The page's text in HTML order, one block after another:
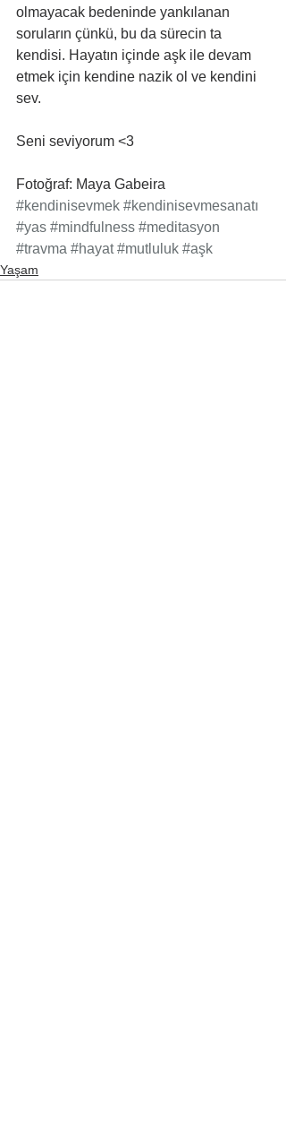
olmayacak bedeninde yankılanan
soruların çünkü, bu da sürecin ta
kendisi. Hayatın içinde aşk ile devam
etmek için kendine nazik ol ve kendini
sev.
Seni seviyorum <3
Fotoğraf: Maya Gabeira
#kendinisevmek #kendinisevmesanatı
#yas #mindfulness #meditasyon
#travma #hayat #mutluluk #aşk
Yaşam